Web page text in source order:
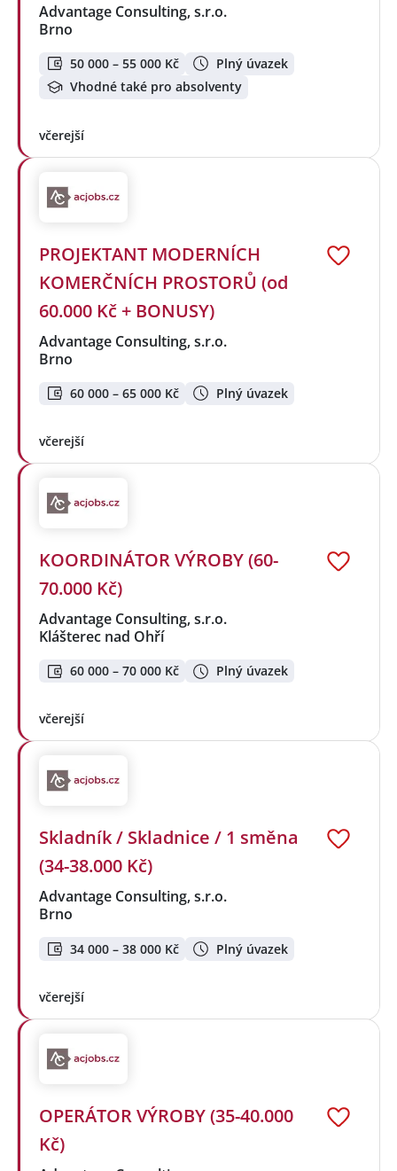
Advantage Consulting, s.r.o.
Brno
50 000 – 55 000 Kč
Plný úvazek
Vhodné také pro absolventy
včerejší
PROJEKTANT MODERNÍCH
KOMERČNÍCH PROSTORŮ (od
60.000 Kč + BONUSY)
Advantage Consulting, s.r.o.
Brno
60 000 – 65 000 Kč Plný úvazek
včerejší
KOORDINÁTOR VÝROBY (60-
70.000 Kč)
Advantage Consulting, s.r.o.
Klášterec nad Ohří
60 000 – 70 000 Kč Plný úvazek
včerejší
Skladník / Skladnice / 1 směna
(34-38.000 Kč)
Advantage Consulting, s.r.o.
Brno
34 000 – 38 000 Kč Plný úvazek
včerejší
OPERÁTOR VÝROBY (35-40.000
Kč)